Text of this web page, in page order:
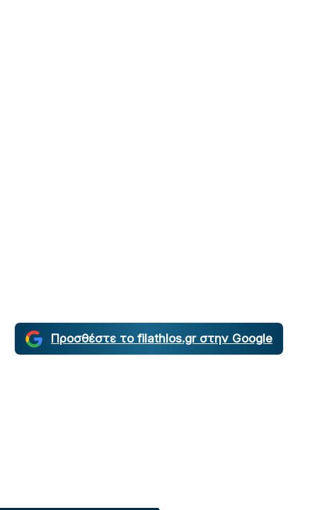
Προσθέστε το filathlos.gr στην Google